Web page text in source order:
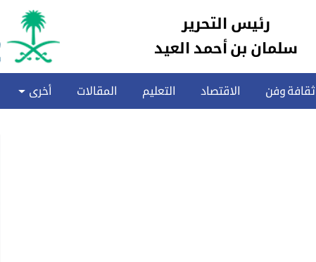
رئيس التحرير
سلمان بن أحمد العيد
ثقافة وفن الاقتصاد التعليم المقالات أخرى